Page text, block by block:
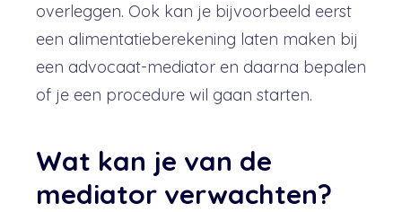
overleggen. Ook kan je bijvoorbeeld eerst
een alimentatieberekening laten maken bij
een advocaat-mediator en daarna bepalen
of je een procedure wil gaan starten.
Wat kan je van de
mediator verwachten?